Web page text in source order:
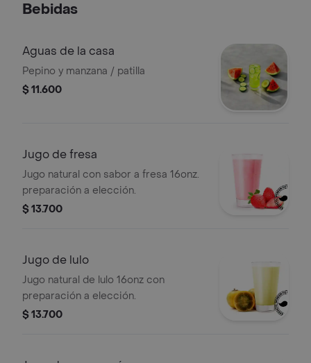
Bebidas
Aguas de la casa
Pepino y manzana / patilla
$ 11.600
Jugo de fresa
Jugo natural con sabor a fresa 16onz.
preparación a elección.
$ 13.700
Jugo de lulo
Jugo natural de lulo 16onz con
preparación a elección.
$ 13.700